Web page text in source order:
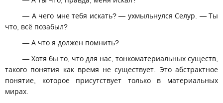
— А чего мне тебя искать? — ухмыльнулся Селур. — Ты
что, всё позабыл?
— А что я должен помнить?
— Хотя бы то, что для нас, тонкоматериальных существ,
такого понятия как время не существует. Это абстрактное
понятие, которое присутствует только в материальных
мирах.